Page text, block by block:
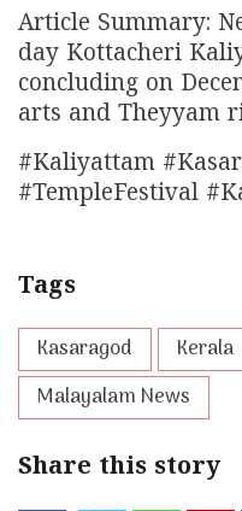
Article Summary:
day Kottacheri
concluding on
arts and Theyyam
#Kaliyattam
#TempleFestival
Tags
Kasaragod Kerala
Malayalam News
Share this story